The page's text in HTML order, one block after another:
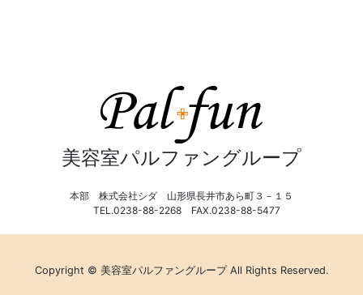
美容室パルファングループ
本部 株式会社シダ 山形県長井市あら町３－１５
TEL.0238-88-2268 FAX.0238-88-5477
Copyright © 美容室パルファングループ All Rights Reserved.